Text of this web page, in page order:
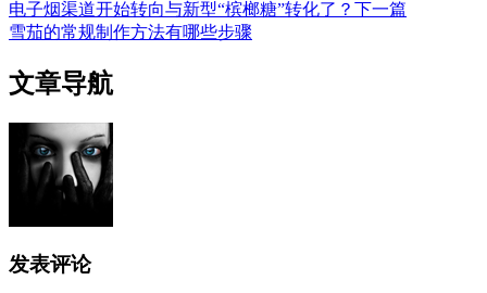
电子烟渠道开始转向与新型“槟榔糖”转化了？ 下一篇
雪茄的常规制作方法有哪些步骤
文章导航
发表评论